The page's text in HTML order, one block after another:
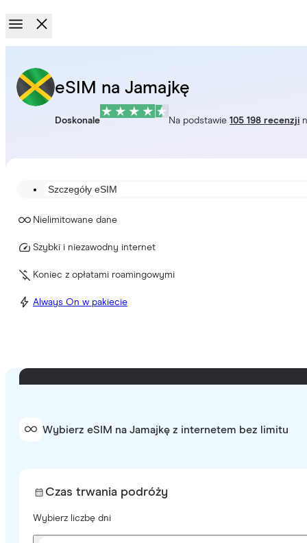
eSIM na Jamajkę
Doskonale Na podstawie 105 198 recenzji
Szczegóły eSIM
Nielimitowane dane
Szybki i niezawodny internet
Koniec z opłatami roamingowymi
Always On w pakiecie
Wybierz eSIM na Jamajkę z internetem bez limitu
Czas trwania podróży
Wybierz liczbę dni